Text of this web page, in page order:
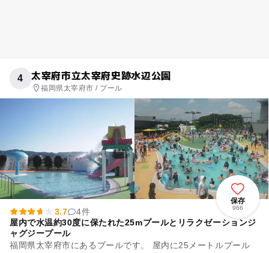
4 太宰府市立太宰府史跡水辺公園
福岡県太宰府市 / プール
保存
966
3.7
4件
屋内で水温約30度に保たれた25mプールとリラクゼーションジ
ャグジープール
福岡県太宰府市にあるプールです。 屋内に25メートルプール